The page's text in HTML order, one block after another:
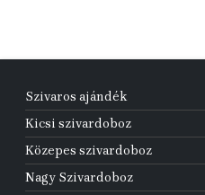
Szivaros ajándék
Kicsi szivardoboz
Közepes szivardoboz
Nagy Szivardoboz